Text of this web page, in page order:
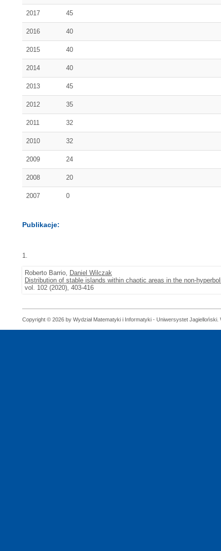
2017 45
2016 40
2015 40
2014 40
2013 45
2012 35
2011 32
2010 32
2009 24
2008 20
2007 0
Publikacje:
1.
Roberto Barrio, Daniel Wilczak
Distribution of stable islands within chaotic areas in the non-
vol. 102 (2020), 403-416
Copyright © 2026 by Wydział Matematyki i Informatyki - Uniwersystet